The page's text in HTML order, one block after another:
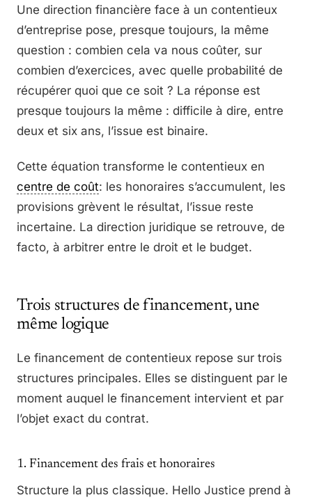
Une direction financière face à un contentieux
d’entreprise pose, presque toujours, la même
question : combien cela va nous coûter, sur
combien d’exercices, avec quelle probabilité de
récupérer quoi que ce soit ? La réponse est
presque toujours la même : difficile à dire, entre
deux et six ans, l’issue est binaire.
Cette équation transforme le contentieux en
centre de coût: les honoraires s’accumulent, les
provisions grèvent le résultat, l’issue reste
incertaine. La direction juridique se retrouve, de
facto, à arbitrer entre le droit et le budget.
Trois structures de financement, une
même logique
Le financement de contentieux repose sur trois
structures principales. Elles se distinguent par le
moment auquel le financement intervient et par
l’objet exact du contrat.
1. Financement des frais et honoraires
Structure la plus classique. Hello Justice prend à